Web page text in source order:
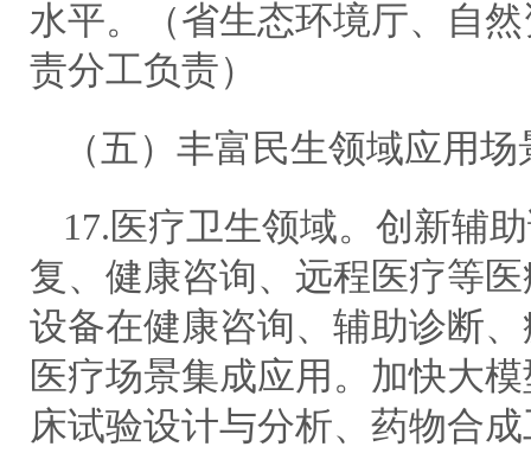
水平。（省生态环境厅、自
责分工负责）
（五）丰富民生领域应用场
17.医疗卫生领域。创新辅
复、健康咨询、远程医疗等
设备在健康咨询、辅助诊断
医疗场景集成应用。加快大
床试验设计与分析、药物合